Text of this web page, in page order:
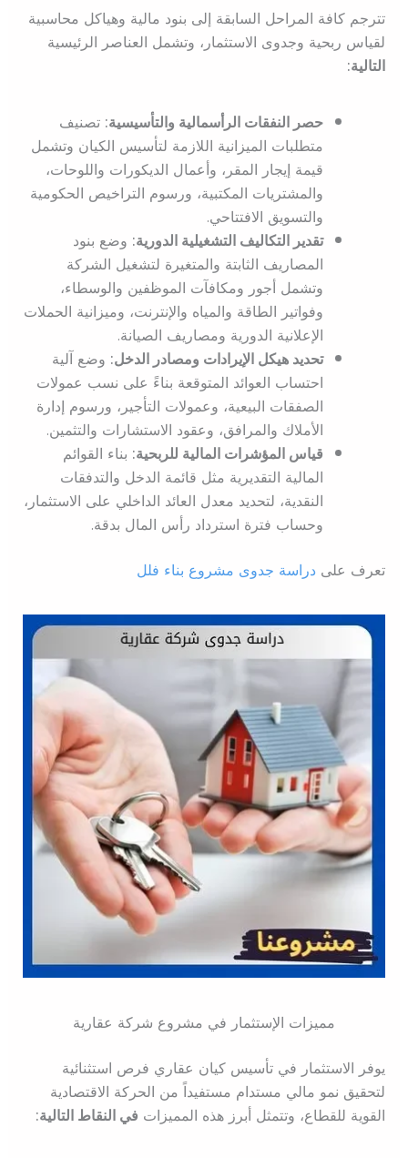
تترجم كافة المراحل السابقة إلى بنود مالية وهياكل محاسبية
لقياس ربحية وجدوى الاستثمار، وتشمل العناصر الرئيسية
التالية:
حصر النفقات الرأسمالية والتأسيسية:تصنيف
متطلبات الميزانية اللازمة لتأسيس الكيان وتشمل
قيمة إيجار المقر، وأعمال الديكورات واللوحات،
والمشتريات المكتبية، ورسوم التراخيص الحكومية
والتسويق الافتتاحي.
تقدير التكاليف التشغيلية الدورية:وضع بنود
المصاريف الثابتة والمتغيرة لتشغيل الشركة
وتشمل أجور ومكافآت الموظفين والوسطاء،
وفواتير الطاقة والمياه والإنترنت، وميزانية الحملات
الإعلانية الدورية ومصاريف الصيانة.
تحديد هيكل الإيرادات ومصادر الدخل:وضع آلية
احتساب العوائد المتوقعة بناءً على نسب عمولات
الصفقات البيعية، وعمولات التأجير، ورسوم إدارة
الأملاك والمرافق، وعقود الاستشارات والتثمين.
قياس المؤشرات المالية للربحية:بناء القوائم
المالية التقديرية مثل قائمة الدخل والتدفقات
النقدية، لتحديد معدل العائد الداخلي على الاستثمار،
وحساب فترة استرداد رأس المال بدقة.
تعرف على دراسة جدوى مشروع بناء فلل
مميزات الإستثمار في مشروع شركة عقارية
يوفر الاستثمار في تأسيس كيان عقاري فرص استثنائية
لتحقيق نمو مالي مستدام مستفيداً من الحركة الاقتصادية
القوية للقطاع، وتتمثل أبرز هذه المميزات في النقاط التالية: